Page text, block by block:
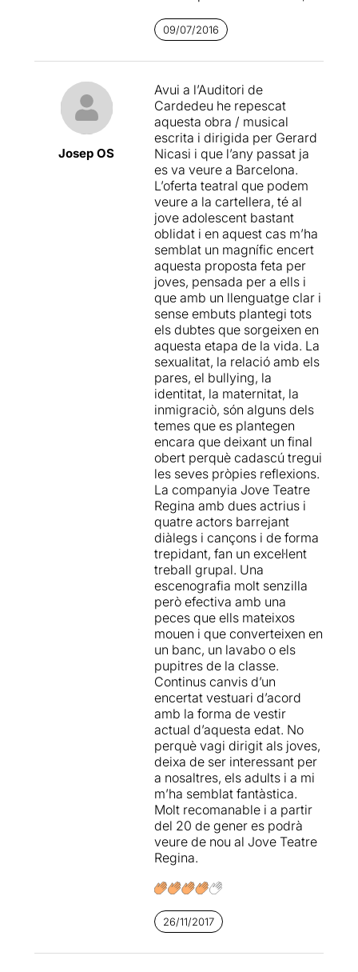
se.Ningú et va dir que fos
fàcilintenta compensar
aquesta mancança amb un
joves intèrprets i destinat,
precisament, als
espectadors d’aquesta
franja d’edat. L’obra aborda
algunes problemàtiques
típiques de l’adolescència
com el despertar sexual, les
aspiracions, els somnis, la
por i les frustracions en
aquest trànsit cap a l’edat
adulta. El muntatge és
divertit, simpàtic i àgil
gràcies, sobretot, a
l’encertada elecció d’actors i
actrius que aporten carisma,
naturalitat i ànima a la
proposta. Més enllà d’això, el
punt de partida promet un
desenvolupament de trames
interessant, entre elles,
l’homosexualitat femenina
que és, en aquest gènere,
una decisió original i
(malauradament encara)
poc vista. El problema, però,
és que els conflictes queden
només apuntats i no
segueixen un arc dramàtic
massa definit i, per tant, al
final, resulta un pèl
insatisfactori. Per sort, la
peça s’executa amb
dinamisme i conté un bon
grapat de cançons que
amenitzen el viatge, encara
que no ajudin a fer avançar
la història. Tancat amb un gir
que apunta a un cert
missatge moral, la conclusió,
una mica precipitada,
subratlla aqueste aspecte
involuntàriament superficial
del conjunt. Tot i això, com a
entreteniment juvenil,
connecta molt bé amb el seu
nínxol i té tots els elements
per poder generar, fins i tot,
un fenomen fan que no li
vindria gens malament al
escèniques.
09/07/2016
Josep OS
Avui a l’Auditori de
Cardedeu he repescat
aquesta obra / musical
escrita i dirigida per Gerard
Nicasi i que l’any passat ja
es va veure a Barcelona.
L’oferta teatral que podem
veure a la cartellera, té al
jove adolescent bastant
oblidat i en aquest cas m’ha
semblat un magnífic encert
aquesta proposta feta per
joves, pensada per a ells i
que amb un llenguatge clar i
sense embuts plantegi tots
els dubtes que sorgeixen en
aquesta etapa de la vida. La
sexualitat, la relació amb els
pares, el bullying, la
identitat, la maternitat, la
inmigraciò, són alguns dels
temes que es plantegen
encara que deixant un final
obert perquè cadascú tregui
les seves pròpies reflexions.
La companyia Jove Teatre
Regina amb dues actrius i
quatre actors barrejant
diàlegs i cançons i de forma
trepidant, fan un excel·lent
treball grupal. Una
escenografia molt senzilla
però efectiva amb una
peces que ells mateixos
mouen i que converteixen en
un banc, un lavabo o els
pupitres de la classe.
Continus canvis d’un
encertat vestuari d’acord
amb la forma de vestir
actual d’aquesta edat. No
perquè vagi dirigit als joves,
deixa de ser interessant per
a nosaltres, els adults i a mi
m’ha semblat fantàstica.
Molt recomanable i a partir
del 20 de gener es podrà
veure de nou al Jove Teatre
Regina.
26/11/2017